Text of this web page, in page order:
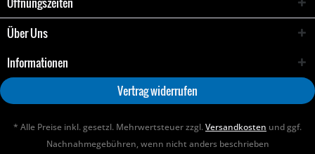
Über Uns
Informationen
Vertrag widerrufen
* Alle Preise inkl. gesetzl. Mehrwertsteuer zzgl.Versandkosten und ggf.
Nachnahmegebühren, wenn nicht anders beschrieben